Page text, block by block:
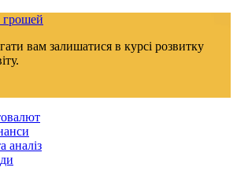
вам залишатися в курсі розвитку
аналіз